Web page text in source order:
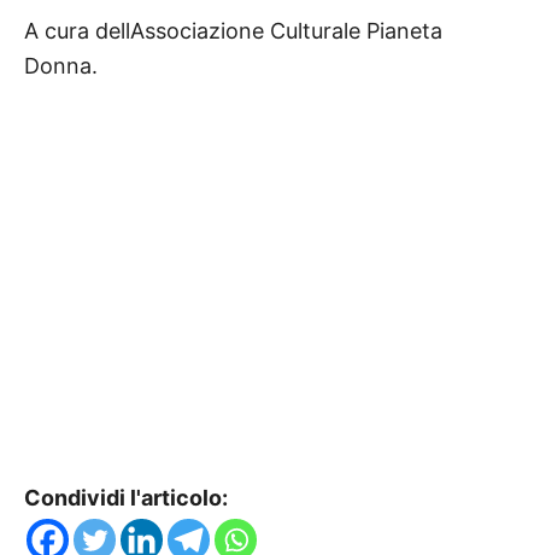
A cura dellAssociazione Culturale Pianeta
Donna.
Condividi l'articolo: